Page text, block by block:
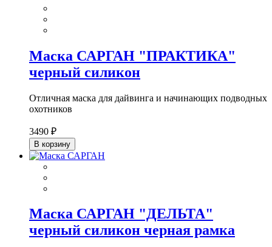
Маска САРГАН "ПРАКТИКА"
черный силикон
Отличная маска для дайвинга и начинающих подводных
охотников
3490 ₽
В корзину
Маска САРГАН "ДЕЛЬТА"
черный силикон черная рамка